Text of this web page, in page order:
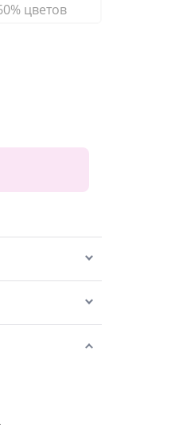
цветов